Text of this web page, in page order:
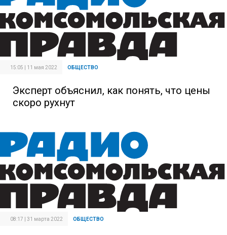
15:05 | 11 мая 2022 ОБЩЕСТВО
Эксперт объяснил, как понять, что цены
скоро рухнут
08:17 | 31 марта 2022 ОБЩЕСТВО